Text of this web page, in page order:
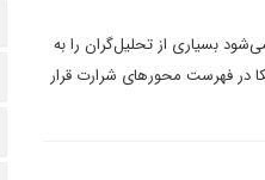
بسیاری از تحلیل‌گران را به
در فهرست محورهای شرارت قرار